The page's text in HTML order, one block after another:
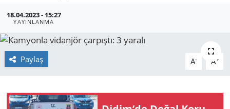
18.04.2023 - 15:27
YAYINLANMA
Paylaş A- A+
EKONOMİ
GENEL
GÜNDEM
HABERDE İNSAN
Son Dakika Haberleri
Haber Arşivi